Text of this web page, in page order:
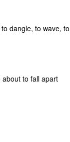
dangle, to wave,
about to fall apart